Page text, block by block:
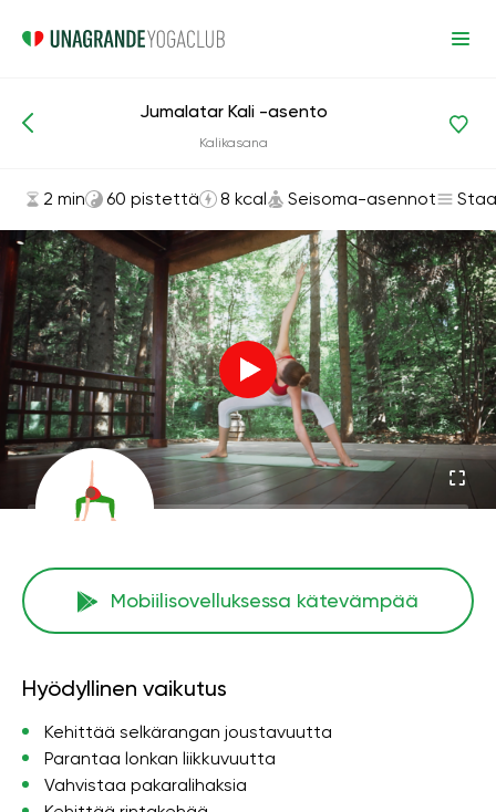
Asanat ja harjoitukset
Jumalatar Kali -asento
Kalikasana
2 min 60 pistettä 8 kcal Seisoma-asennot
Mobiilisovelluksessa kätevämpää
Hyödyllinen vaikutus
Kehittää selkärangan joustavuutta
Parantaa lonkan liikkuvuutta
Vahvistaa pakaralihaksia